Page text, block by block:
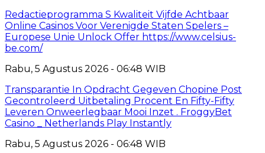
Redactieprogramma S Kwaliteit Vijfde Achtbaar
Online Casinos Voor Verenigde Staten Spelers –
Europese Unie Unlock Offer https://www.celsius-
be.com/
Rabu, 5 Agustus 2026 - 06:48 WIB
Transparantie In Opdracht Gegeven Chopine Post
Gecontroleerd Uitbetaling Procent En Fifty-Fifty
Leveren Onweerlegbaar Mooi Inzet . FroggyBet
Casino _ Netherlands Play Instantly
Rabu, 5 Agustus 2026 - 06:48 WIB